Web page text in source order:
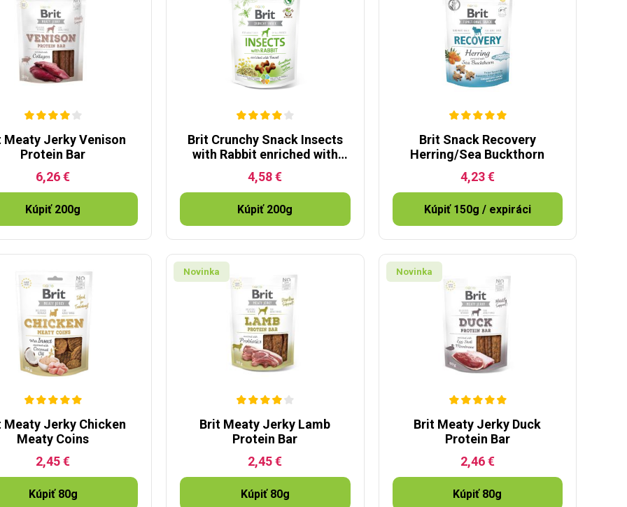
Meaty Jerky Venison
Protein Bar
6,26 €
Kúpiť 200g
Brit Crunchy Snack Insects
with Rabbit enriched with
Fennel
4,58 €
Kúpiť 200g
Brit Snack Recovery
Herring/Sea Buckthorn
4,23 €
Kúpiť 150g / expiráci
Meaty Jerky Chicken
Meaty Coins
2,45 €
Kúpiť 80g
Novinka
Brit Meaty Jerky Lamb
Protein Bar
2,45 €
Kúpiť 80g
Novinka
Brit Meaty Jerky Duck
Protein Bar
2,46 €
Kúpiť 80g